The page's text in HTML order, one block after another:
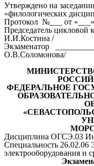
Утверждено на
«филологических
Протокол №___ от
Председатель цикловой
И.И.Костина /
Экзаменатор
О.В.Соломонова/
ФЕДЕРАЛЬНОЕ
Дисциплина ОГСЭ.03
Специальность 26.02.06
электрооборудования и